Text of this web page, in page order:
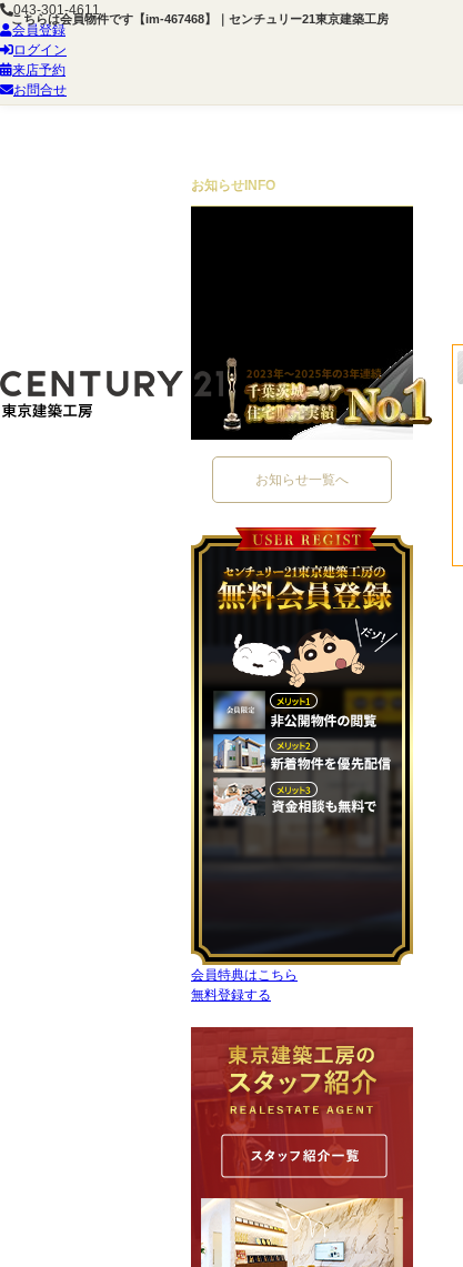
こちらは会員物件です【im-467468】｜センチュリー21東京建築工房
043-301-4611
会員登録
ログイン
来店予約
お問合せ
お知らせ INFO
お知らせ一覧へ
会員特典はこちら
無料登録する